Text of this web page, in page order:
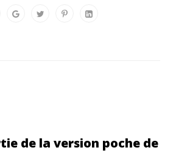
de la version poche de